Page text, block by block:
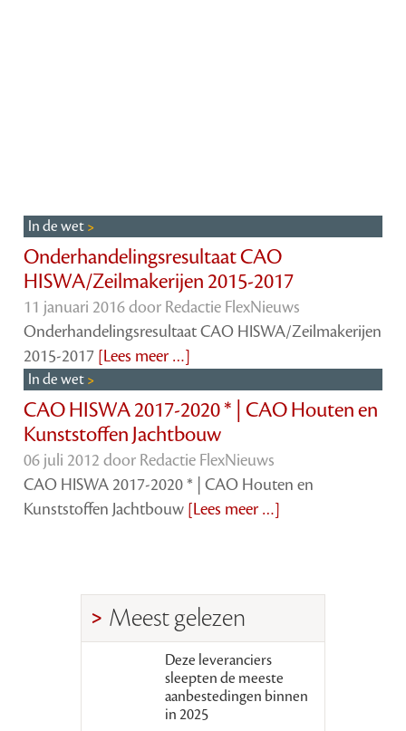
In de wet
Onderhandelingsresultaat CAO
HISWA/Zeilmakerijen 2015-2017
11 januari 2016 door Redactie FlexNieuws
Onderhandelingsresultaat CAO HISWA/Zeilmakerijen
2015-2017 [Lees meer …]
In de wet
CAO HISWA 2017-2020 * | CAO Houten en
Kunststoffen Jachtbouw
06 juli 2012 door Redactie FlexNieuws
CAO HISWA 2017-2020 * | CAO Houten en
Kunststoffen Jachtbouw [Lees meer …]
Meest gelezen
Deze leveranciers
sleepten de meeste
aanbestedingen binnen
in 2025